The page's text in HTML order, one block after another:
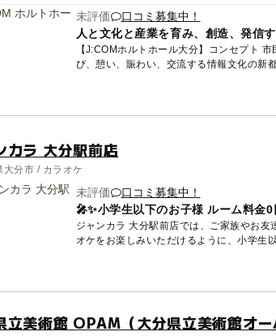
未評価
口コミ募集中！
人と文化と産業を育み、創造、発信
【J:COMホルトホール大分】コンセプト 市
び、憩い、賑わい、交流する情報文化の新
カラ 大分駅前店
大分市 / カラオケ
未評価
口コミ募集中！
🎤✨小学生以下のお子様 ルーム料金0
ジャンカラ 大分駅前店では、ご家族やお友
オケをお楽しみいただけるように、小学生
立美術館 OPAM（大分県立美術館オー